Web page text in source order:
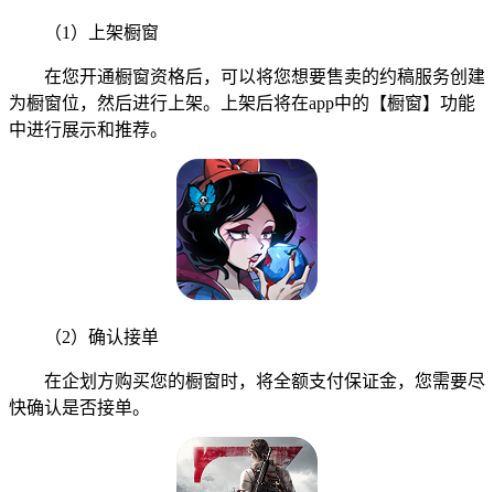
（1）上架橱窗
在您开通橱窗资格后，可以将您想要售卖的约稿服务创建
为橱窗位，然后进行上架。上架后将在app中的【橱窗】功能
中进行展示和推荐。
（2）确认接单
在企划方购买您的橱窗时，将全额支付保证金，您需要尽
快确认是否接单。